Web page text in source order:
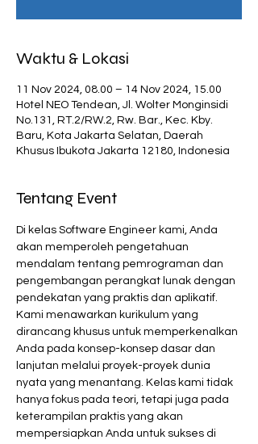
Waktu & Lokasi
11 Nov 2024, 08.00 – 14 Nov 2024, 15.00
Hotel NEO Tendean, Jl. Wolter Monginsidi
No.131, RT.2/RW.2, Rw. Bar., Kec. Kby.
Baru, Kota Jakarta Selatan, Daerah
Khusus Ibukota Jakarta 12180, Indonesia
Tentang Event
Di kelas Software Engineer kami, Anda
akan memperoleh pengetahuan
mendalam tentang pemrograman dan
pengembangan perangkat lunak dengan
pendekatan yang praktis dan aplikatif.
Kami menawarkan kurikulum yang
dirancang khusus untuk memperkenalkan
Anda pada konsep-konsep dasar dan
lanjutan melalui proyek-proyek dunia
nyata yang menantang. Kelas kami tidak
hanya fokus pada teori, tetapi juga pada
keterampilan praktis yang akan
mempersiapkan Anda untuk sukses di